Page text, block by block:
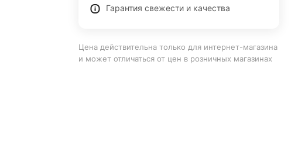
Гарантия свежести и качества
Цена действительна только для интернет-магазина
и может отличаться от цен в розничных магазинах